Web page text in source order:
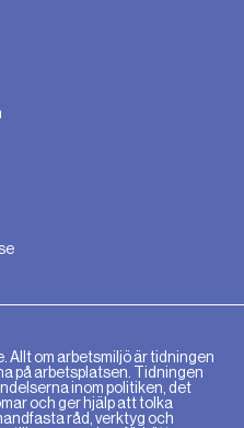
Allt om arbetsmiljö är tidningen
på arbetsplatsen. Tidningen
inom politiken, det
och ger hjälp att tolka
råd, verktyg och